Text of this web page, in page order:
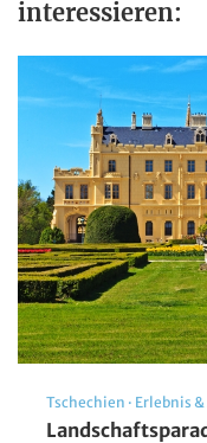
interessieren:
Tschechien · Erlebnis